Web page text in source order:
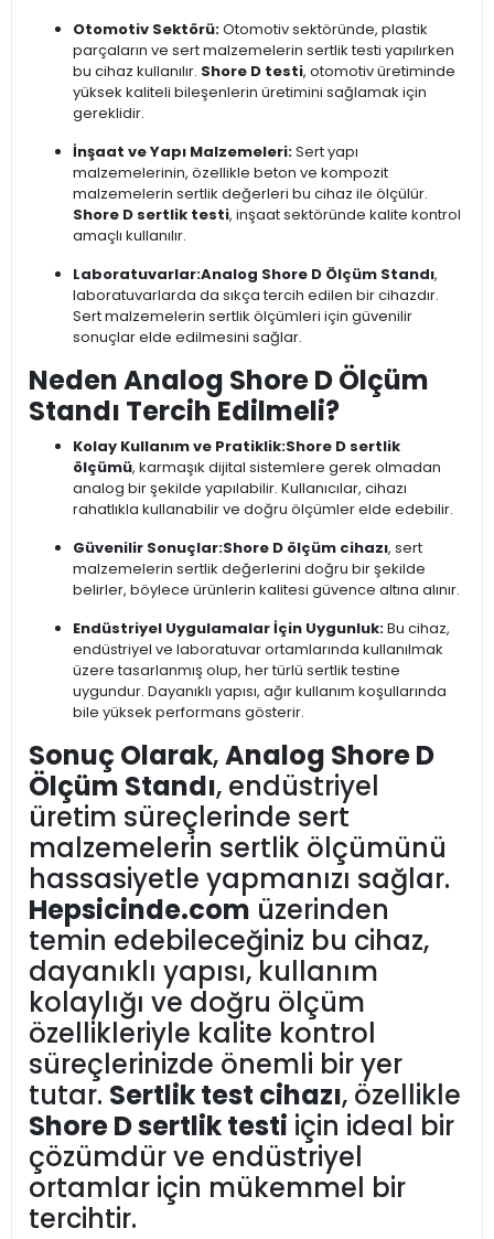
Otomotiv Sektörü:Otomotiv sektöründe, plastik
parçaların ve sert malzemelerin sertlik testi yapılırken
bu cihaz kullanılır. Shore D testi, otomotiv üretiminde
yüksek kaliteli bileşenlerin üretimini sağlamak için
gereklidir.
İnşaat ve Yapı Malzemeleri:Sert yapı
malzemelerinin, özellikle beton ve kompozit
malzemelerin sertlik değerleri bu cihaz ile ölçülür.
Shore D sertlik testi, inşaat sektöründe kalite kontrol
amaçlı kullanılır.
Laboratuvarlar:Analog Shore D Ölçüm Standı,
laboratuvarlarda da sıkça tercih edilen bir cihazdır.
Sert malzemelerin sertlik ölçümleri için güvenilir
sonuçlar elde edilmesini sağlar.
Neden Analog Shore D Ölçüm
Standı Tercih Edilmeli?
Kolay Kullanım ve Pratiklik:Shore D sertlik
ölçümü, karmaşık dijital sistemlere gerek olmadan
analog bir şekilde yapılabilir. Kullanıcılar, cihazı
rahatlıkla kullanabilir ve doğru ölçümler elde edebilir.
Güvenilir Sonuçlar:Shore D ölçüm cihazı, sert
malzemelerin sertlik değerlerini doğru bir şekilde
belirler, böylece ürünlerin kalitesi güvence altına alınır.
Endüstriyel Uygulamalar İçin Uygunluk:Bu cihaz,
endüstriyel ve laboratuvar ortamlarında kullanılmak
üzere tasarlanmış olup, her türlü sertlik testine
uygundur. Dayanıklı yapısı, ağır kullanım koşullarında
bile yüksek performans gösterir.
Sonuç Olarak,Analog Shore D
Ölçüm Standı, endüstriyel
üretim süreçlerinde sert
malzemelerin sertlik ölçümünü
hassasiyetle yapmanızı sağlar.
Hepsicinde.com üzerinden
temin edebileceğiniz bu cihaz,
dayanıklı yapısı, kullanım
kolaylığı ve doğru ölçüm
özellikleriyle kalite kontrol
süreçlerinizde önemli bir yer
tutar. Sertlik test cihazı, özellikle
Shore D sertlik testi için ideal bir
çözümdür ve endüstriyel
ortamlar için mükemmel bir
tercihtir.